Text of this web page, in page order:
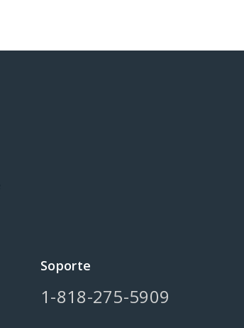
Soporte
1-818-275-5909